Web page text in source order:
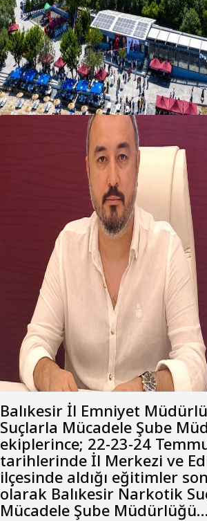
Bandırma Belediyesinden
Şirinçavuş’a hayat veren tesis
08 Ağustos 2026
Oğuzbeyi’nden Balıkesirspor
yönetimine cevap : Herkes kendine
yakışanı yapar, buluttan nem
kapmayın!
07 Ağustos 2026
Anasayfa/ 3.Sayfa/ Balıkesir’de
Balıkesir’de
Balıkesir İl Emniyet
Suçlarla Mücadele Şube
ekiplerince; 22-23-24
tarihlerinde İl Merkezi ve
ilçesinde aldığı eğitimler
olarak Balıkesir Narkotik
Mücadele Şube